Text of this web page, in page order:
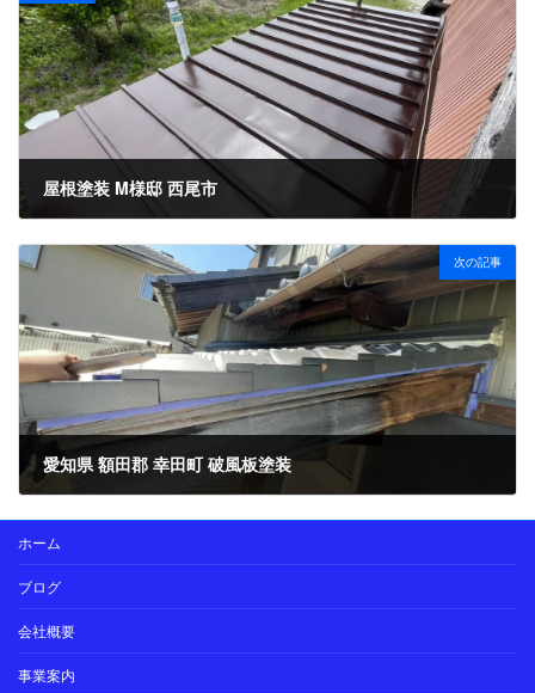
屋根塗装 M様邸 西尾市
次の記事
愛知県 額田郡 幸田町 破風板塗装
ホーム
ブログ
会社概要
事業案内